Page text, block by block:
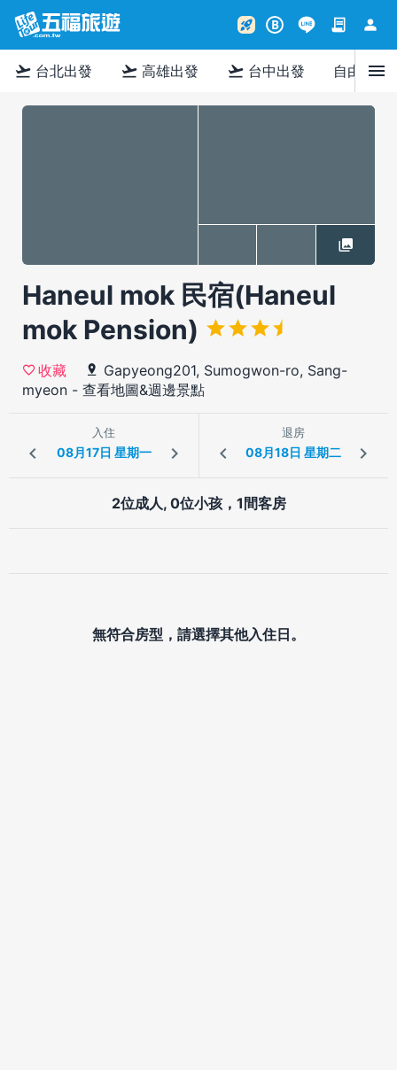
rocket_launch B contract person
flight_takeoff 台北出發 flight_takeoff 高雄出發 flight_takeoff 台中出發 自由行menu
Haneul mok 民宿(Haneul
mok Pension)
收藏
Gapyeong201, Sumogwon-ro, Sang-
myeon - 查看地圖&週邊景點
入住 退房
2位成人, 0位小孩，1間客房
無符合房型，請選擇其他入住日。